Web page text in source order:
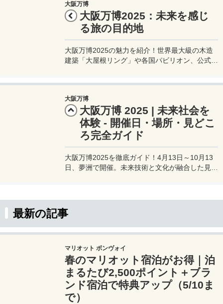
っと変わった万博体験をチェック！
大阪万博
大阪万博2025：未来を感じ
る旅の目的地
大阪万博2025の魅力を紹介！世界最大級の木造
建築「大屋根リング」や各国パビリオン、公式キ
大阪万博
大阪万博 2025 | 未来社会を
体験 - 開催日・場所・見どこ
ろ完全ガイド
大阪万博2025を徹底ガイド！4月13日～10月13
日、夢洲で開催。未来技術と文化が融合した見ど
最新の記事
マリオット ボンヴォイ
春のマリオット宿泊がお得｜泊
まるたび2,500ポイント＋ブラ
ンド宿泊で特典アップ（5/10ま
で）